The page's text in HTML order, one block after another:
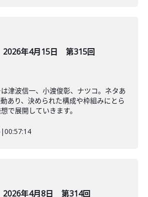
2026年4月15日 第315回
津波信一、小渡俊彰、ナツコ。ネタあ
あり、決められた構成や枠組みにとら
で展開していきます。
|00:57:14
2026年4月8日 第314回